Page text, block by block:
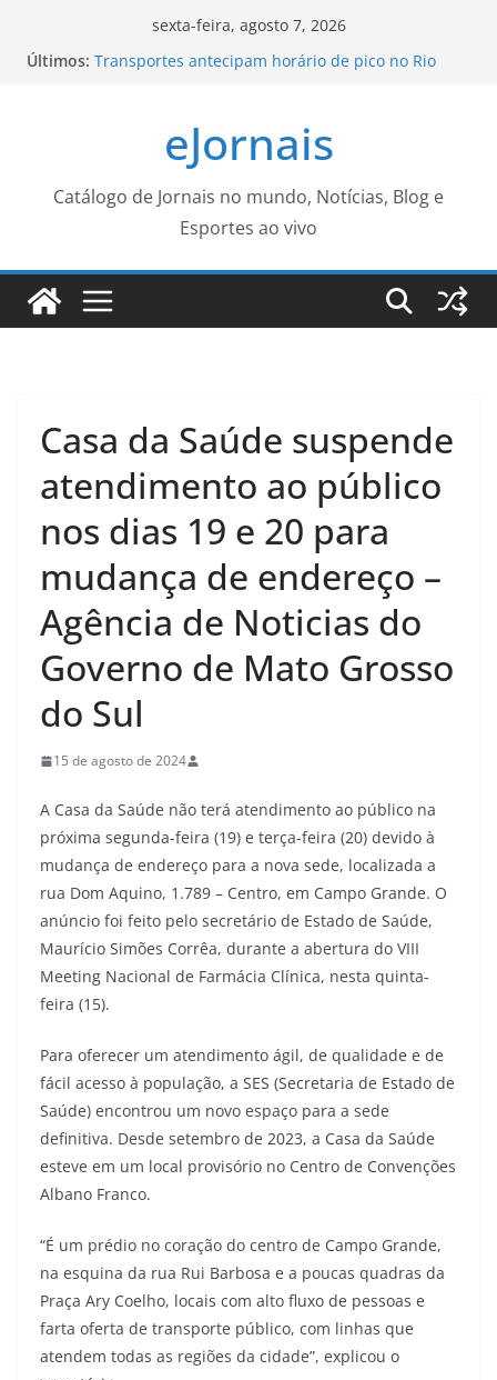
sexta-feira, agosto 7, 2026
Últimos: Transportes antecipam horário de pico no Rio
Neste sábado (08), a Prefeitura de Guaratinguetá
realiza mais uma edição do programa “Sábado
Saúde”
Feira “Um Rio de Oportunidades” volta ao
Terminal Gentileza com vagas e 4.194 cursos
Aulão gratuito de Matsuri Dance acontece neste
sábado (8) – CGNotícias
eJornais
Catálogo de Jornais no mundo, Notícias, Blog e
Esportes ao vivo
Casa da Saúde suspende
atendimento ao público
nos dias 19 e 20 para
mudança de endereço –
Agência de Noticias do
Governo de Mato Grosso
do Sul
15 de agosto de 2024
A Casa da Saúde não terá atendimento ao público na
próxima segunda-feira (19) e terça-feira (20) devido à
mudança de endereço para a nova sede, localizada a
rua Dom Aquino, 1.789 – Centro, em Campo Grande. O
anúncio foi feito pelo secretário de Estado de Saúde,
Maurício Simões Corrêa, durante a abertura do VIII
Meeting Nacional de Farmácia Clínica, nesta quinta-
feira (15).
Para oferecer um atendimento ágil, de qualidade e de
fácil acesso à população, a SES (Secretaria de Estado de
Saúde) encontrou um novo espaço para a sede
definitiva. Desde setembro de 2023, a Casa da Saúde
esteve em um local provisório no Centro de Convenções
Albano Franco.
“É um prédio no coração do centro de Campo Grande,
na esquina da rua Rui Barbosa e a poucas quadras da
Praça Ary Coelho, locais com alto fluxo de pessoas e
farta oferta de transporte público, com linhas que
atendem todas as regiões da cidade”, explicou o